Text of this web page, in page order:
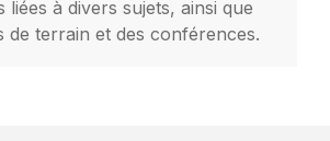
liées à divers sujets, ainsi que
de terrain et des conférences.